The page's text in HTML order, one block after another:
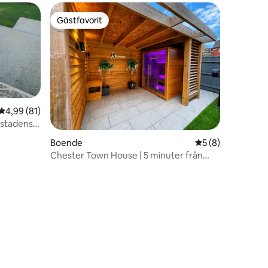
av 5 i genomsnittligt betyg, 81 omdömen
4,99 (81)
Gästfavorit
Gästfavorit
Boende 5 av 5 i
5 (8)
Chester Town House | 5 minuter från